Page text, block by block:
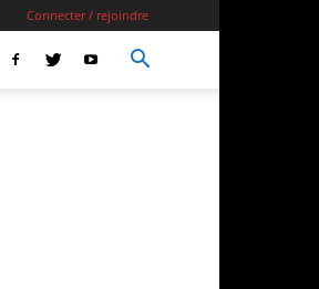
Connecter / rejoindre